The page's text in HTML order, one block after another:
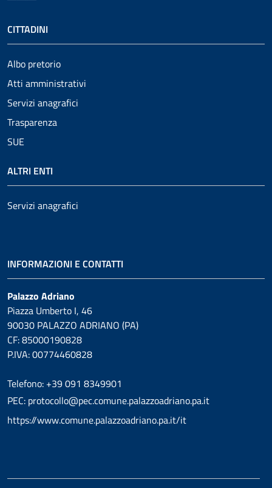
CITTADINI
Albo pretorio
Atti amministrativi
Servizi anagrafici
Trasparenza
SUE
ALTRI ENTI
Servizi anagrafici
INFORMAZIONI E CONTATTI
Palazzo Adriano
Piazza Umberto I, 46
90030 PALAZZO ADRIANO (PA)
CF: 85000190828
P.IVA: 00774460828
Telefono: +39 091 8349901
PEC: protocollo@pec.comune.palazzoadriano.pa.it
https://www.comune.palazzoadriano.pa.it/it